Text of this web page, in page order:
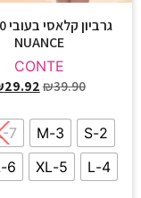
NUANCE
CONTE
₪39.90
29.92
2-S
3-M
7
4-L
5-XL
6-XXL